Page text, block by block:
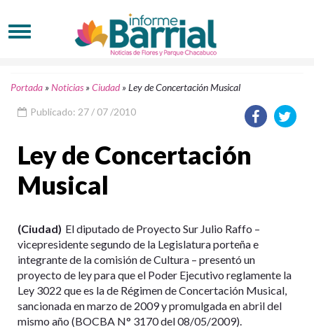
Portada »Noticias »Ciudad»Ley de Concertación Musical
Publicado: 27 / 07 /2010
Ley de Concertación
Musical
(Ciudad) El diputado de Proyecto Sur Julio Raffo –
vicepresidente segundo de la Legislatura porteña e
integrante de la comisión de Cultura – presentó un
proyecto de ley para que el Poder Ejecutivo reglamente la
Ley 3022 que es la de Régimen de Concertación Musical,
sancionada en marzo de 2009 y promulgada en abril del
mismo año (BOCBA N° 3170 del 08/05/2009).